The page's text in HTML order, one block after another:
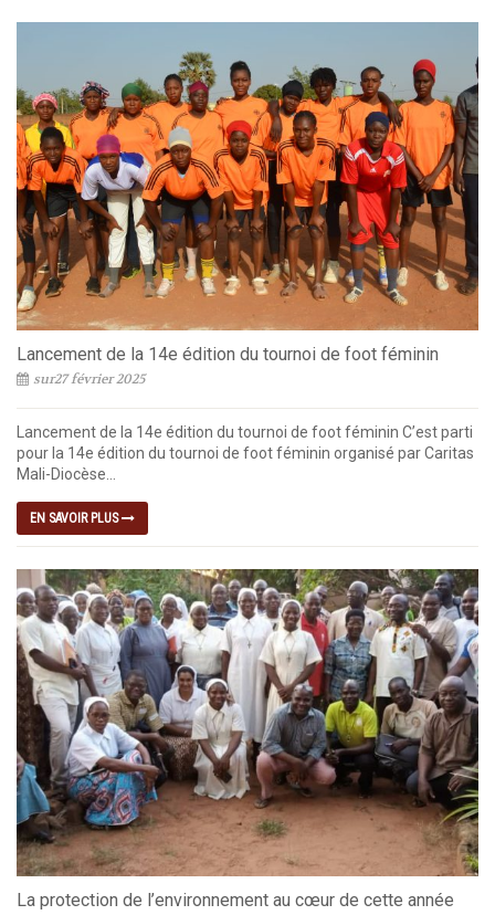
Lancement de la 14e édition du tournoi de foot féminin
sur27 février 2025
Lancement de la 14e édition du tournoi de foot féminin C’est parti
pour la 14e édition du tournoi de foot féminin organisé par Caritas
Mali-Diocèse...
EN SAVOIR PLUS
La protection de l’environnement au cœur de cette année